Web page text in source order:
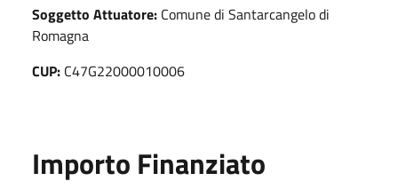
Soggetto Attuatore: Comune di Santarcangelo di
Romagna
CUP: C47G22000010006
Importo Finanziato